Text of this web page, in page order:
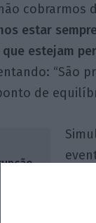
cobrarmos
estar
estejam
“São
de
até